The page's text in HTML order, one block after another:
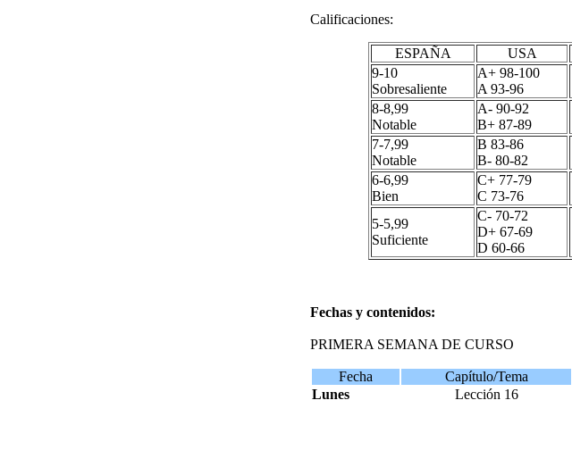
Calificaciones:
ESPAÑA
USA
9-10
Sobresaliente
A+ 98-100
A 93-96
8-8,99
Notable
A- 90-92
B+ 87-89
7-7,99
Notable
B 83-86
B- 80-82
6-6,99
Bien
C+ 77-79
C 73-76
5-5,99
Suficiente
C- 70-72
D+ 67-69
D 60-66
Fechas y contenidos:
PRIMERA SEMANA DE CURSO
Fecha Capítulo/Tema
Lunes
Lección 16